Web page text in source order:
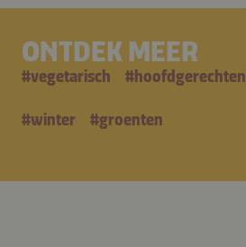
ONTDEK MEER
#vegetarisch #hoofdgerechten
#winter #groenten